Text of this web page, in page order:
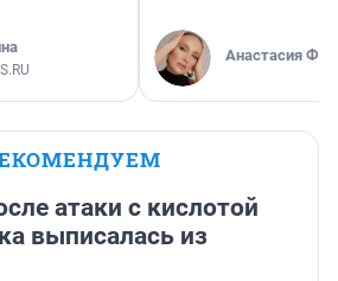
Анастасия
атаки с кислотой
выписалась из